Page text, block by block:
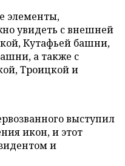
элементы,
увидеть с внешней
Кутафьей башни,
а также с
Троицкой и
выступил
икон, и этот
и